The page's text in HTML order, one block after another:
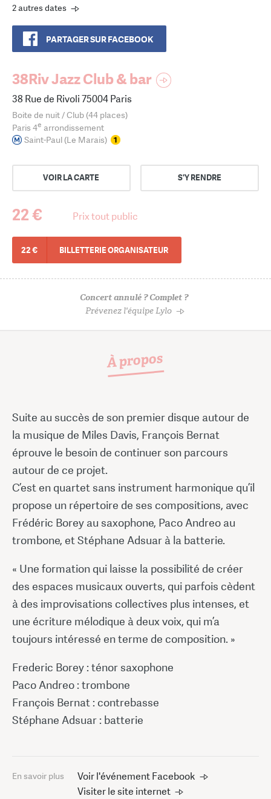
2 autres dates
PARTAGER SUR FACEBOOK
38Riv Jazz Club & bar
38 Rue de Rivoli 75004 Paris
Boite de nuit / Club (44 places)
Paris 4e arrondissement
Saint-Paul (Le Marais)
VOIR LA CARTE S'Y RENDRE
22 € Prix tout public
22 € BILLETTERIE ORGANISATEUR
Concert annulé ? Complet ?
Prévenez l'équipe Lylo
À propos
Suite au succès de son premier disque autour de
la musique de Miles Davis, François Bernat
éprouve le besoin de continuer son parcours
autour de ce projet.
C’est en quartet sans instrument harmonique qu’il
propose un répertoire de ses compositions, avec
Frédéric Borey au saxophone, Paco Andreo au
trombone, et Stéphane Adsuar à la batterie.
« Une formation qui laisse la possibilité de créer
des espaces musicaux ouverts, qui parfois cèdent
à des improvisations collectives plus intenses, et
une écriture mélodique à deux voix, qui m’a
toujours intéressé en terme de composition. »
Frederic Borey : ténor saxophone
Paco Andreo : trombone
François Bernat : contrebasse
Stéphane Adsuar : batterie
En savoir plus
Voir l'événement Facebook
Visiter le site internet